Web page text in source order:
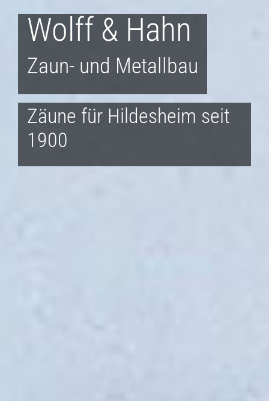
Wolff & Hahn
Zaun- und Metallbau
Zäune für Hildesheim seit
1900